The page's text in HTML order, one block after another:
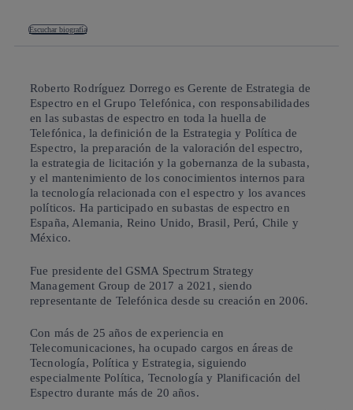
Escuchar biografía
Roberto Rodríguez Dorrego es Gerente de Estrategia de
Espectro en el Grupo Telefónica, con responsabilidades
en las subastas de espectro en toda la huella de
Telefónica, la definición de la Estrategia y Política de
Espectro, la preparación de la valoración del espectro,
la estrategia de licitación y la gobernanza de la subasta,
y el mantenimiento de los conocimientos internos para
la tecnología relacionada con el espectro y los avances
políticos. Ha participado en subastas de espectro en
España, Alemania, Reino Unido, Brasil, Perú, Chile y
México.
Fue presidente del GSMA Spectrum Strategy
Management Group de 2017 a 2021, siendo
representante de Telefónica desde su creación en 2006.
Con más de 25 años de experiencia en
Telecomunicaciones, ha ocupado cargos en áreas de
Tecnología, Política y Estrategia, siguiendo
especialmente Política, Tecnología y Planificación del
Espectro durante más de 20 años.